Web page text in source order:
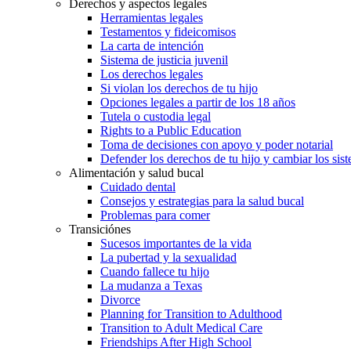
Derechos y aspectos legales
Herramientas legales
Testamentos y fideicomisos
La carta de intención
Sistema de justicia juvenil
Los derechos legales
Si violan los derechos de tu hijo
Opciones legales a partir de los 18 años
Tutela o custodia legal
Rights to a Public Education
Toma de decisiones con apoyo y poder notarial
Defender los derechos de tu hijo y cambiar los
Alimentación y salud bucal
Cuidado dental
Consejos y estrategias para la salud bucal
Problemas para comer
Transiciónes
Sucesos importantes de la vida
La pubertad y la sexualidad
Cuando fallece tu hijo
La mudanza a Texas
Divorce
Planning for Transition to Adulthood
Transition to Adult Medical Care
Friendships After High School